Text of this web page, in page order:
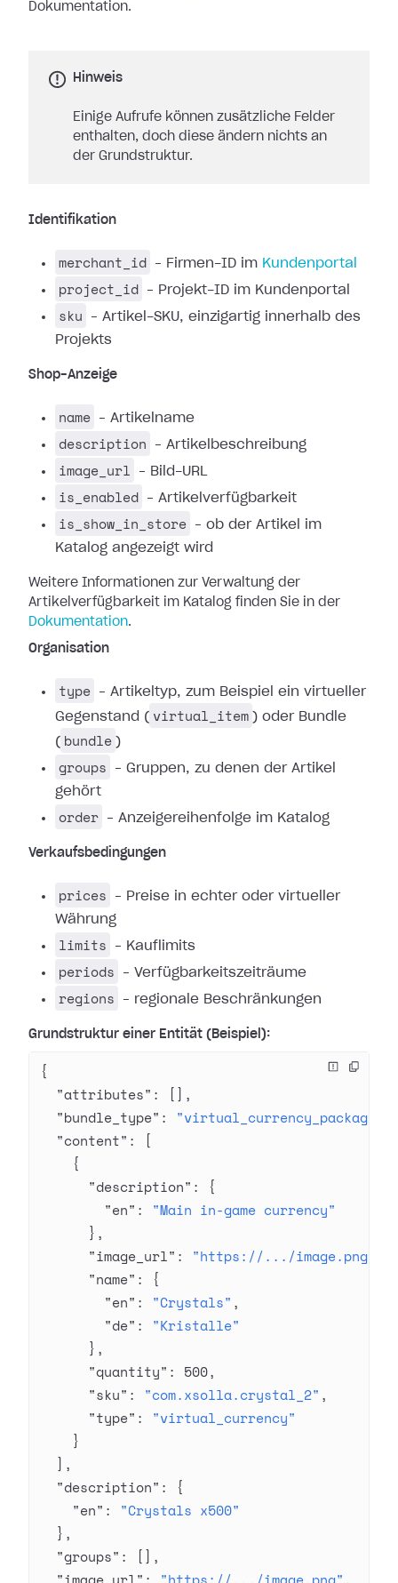
Dokumentation.
Hinweis
Einige Aufrufe können zusätzliche Felder
enthalten, doch diese ändern nichts an
der Grundstruktur.
Identifikation
merchant_id – Firmen-ID im Kundenportal
project_id – Projekt-ID im Kundenportal
sku
– Artikel-SKU, einzigartig innerhalb des
Projekts
Shop-Anzeige
name – Artikelname
description – Artikelbeschreibung
image_url – Bild-URL
is_enabled – Artikelverfügbarkeit
is_show_in_store
– ob der Artikel im
Katalog angezeigt wird
Weitere Informationen zur Verwaltung der
Artikelverfügbarkeit im Katalog finden Sie in der
Dokumentation.
Organisation
type
– Artikeltyp, zum Beispiel ein virtueller
Gegenstand ( virtual_item ) oder Bundle
( bundle )
groups
– Gruppen, zu denen der Artikel
gehört
order – Anzeigereihenfolge im Katalog
Verkaufsbedingungen
prices
– Preise in echter oder virtueller
Währung
limits – Kauflimits
periods – Verfügbarkeitszeiträume
regions – regionale Beschränkungen
Grundstruktur einer Entität (Beispiel):
{
  "attributes"
: [],
  "bundle_type"
: "virtual_currency_package"
  "content"
: [
    {
      "description"
: {
        "en"
: "Main in-game currency"
      },
      "image_url"
: "https://.../image.png"
      "name"
: {
        "en"
: "Crystals" ,
        "de"
: "Kristalle"
      },
      "quantity"
: 500,
      "sku"
: "com.xsolla.crystal_2" ,
      "type"
: "virtual_currency"
    }
  ],
  "description"
: {
    "en"
: "Crystals x500"
  },
  "groups"
: [],